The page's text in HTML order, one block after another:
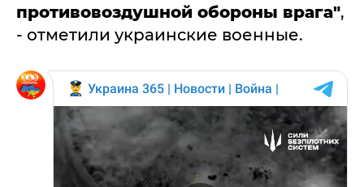
противовоздушной обороны врага",
- отметили украинские военные.